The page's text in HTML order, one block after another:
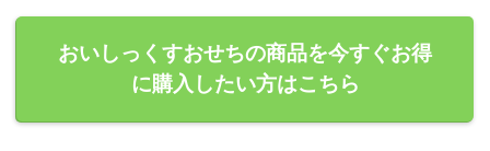
おいしっくすおせちの商品を今すぐお得
に購入したい方はこちら